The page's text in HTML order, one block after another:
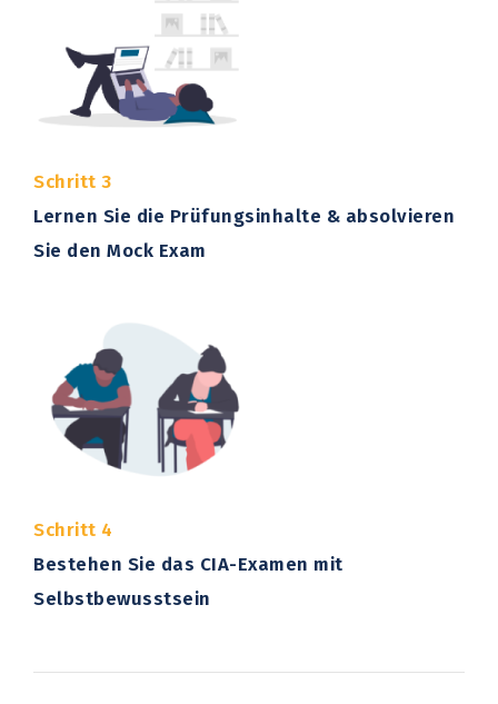
Schritt 3
Lernen Sie die Prüfungsinhalte & absolvieren
Sie den Mock Exam
Schritt 4
Bestehen Sie das CIA-Examen mit
Selbstbewusstsein